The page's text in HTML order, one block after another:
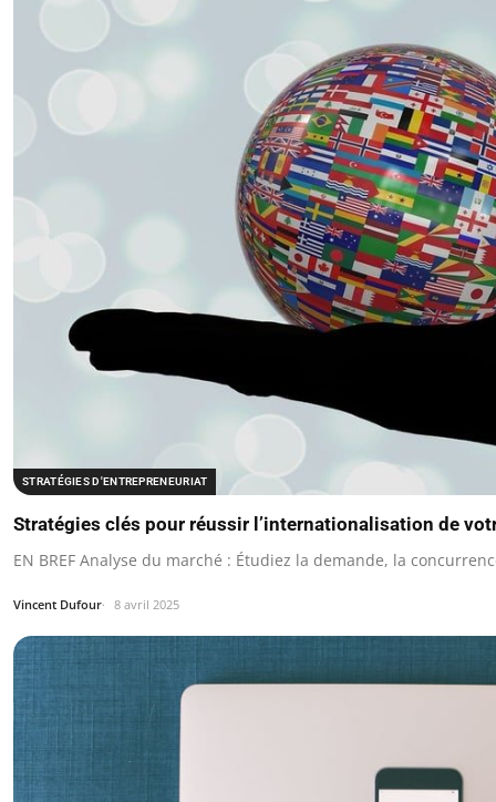
STRATÉGIES D'ENTREPRENEURIAT
Stratégies clés pour réussir l’internationalisation de
EN BREF Analyse du marché : Étudiez la demande, la
Vincent Dufour 8 avril 2025